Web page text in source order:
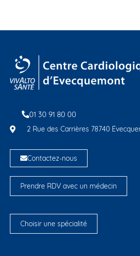
01 30 91 80 00
2 Rue des Carrières 78740
Contactez-nous
Prendre RDV avec un médecin
Choisir une spécialité